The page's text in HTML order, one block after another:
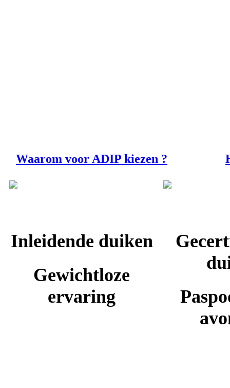
Waarom voor ADIP kiezen ?
Inleidende duiken
Gewichtloze
ervaring